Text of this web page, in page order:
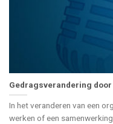
Gedragsverandering
In het veranderen van een
werken of een samenwerking